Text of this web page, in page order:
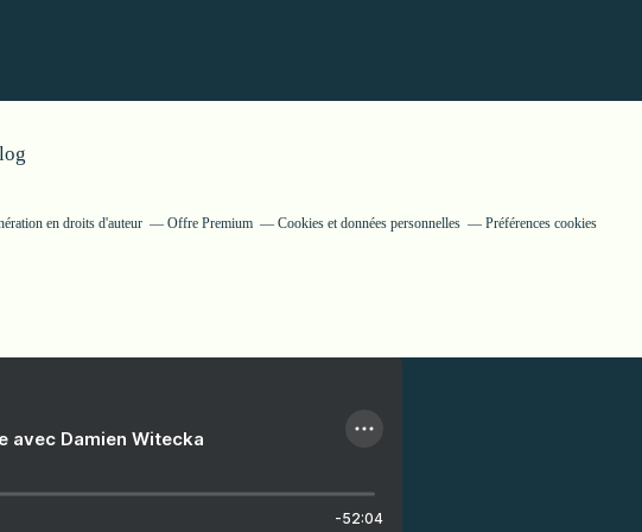
en droits d'auteur Offre Premium Cookies et données personnelles Préférences cookies
avec Damien Witecka
-52:04